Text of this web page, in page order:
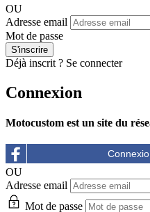
OU
Adresse email
Mot de passe
Déjà inscrit ? Se connecter
Connexion
Motocustom est un site du
OU
Adresse email
Mot de passe